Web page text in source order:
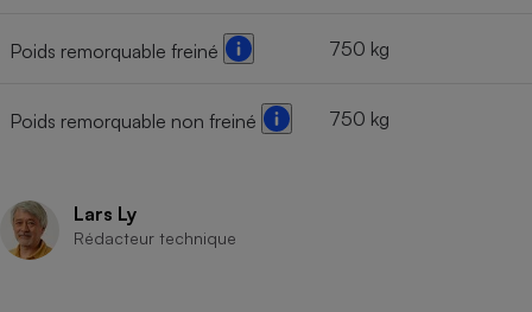
Poids remorquable freiné 750 kg
Poids remorquable non freiné 750 kg
Lars Ly
Rédacteur technique